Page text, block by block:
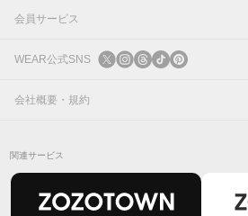
会員サービス
ログイン
新規会員登録
WEAR公式SNS
X
会社概要・規約
関連サービス